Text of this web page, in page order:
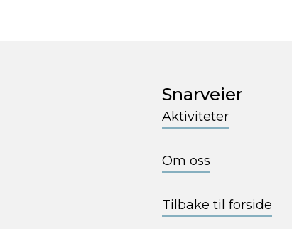
Snarveier
Aktiviteter
Om oss
Tilbake til forside